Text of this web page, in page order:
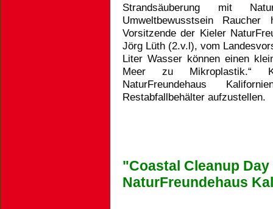
Strandsäuberung mit
Umweltbewusstsein
Vorsitzende der Kieler
Jörg Lüth (2.v.l), vom
Liter Wasser können einen
Meer zu Mikroplastik.“
NaturFreundehaus
Restabfallbehälter aufzustellen.
"Coastal Cleanup
NaturFreundehaus